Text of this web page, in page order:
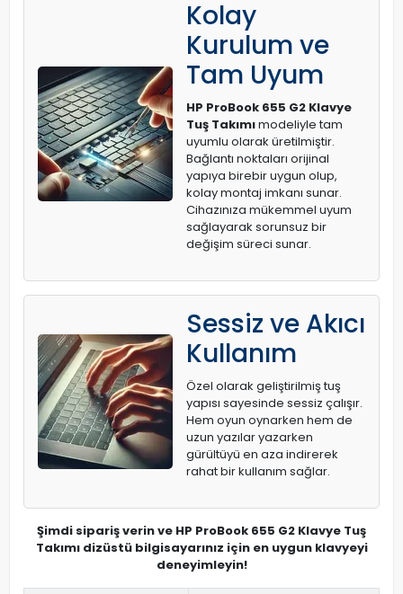
Kolay
Kurulum ve
Tam Uyum
HP ProBook 655 G2 Klavye
Tuş Takımımodeliyle tam
uyumlu olarak üretilmiştir.
Bağlantı noktaları orijinal
yapıya birebir uygun olup,
kolay montaj imkanı sunar.
Cihazınıza mükemmel uyum
sağlayarak sorunsuz bir
değişim süreci sunar.
Sessiz ve Akıcı
Kullanım
Özel olarak geliştirilmiş tuş
yapısı sayesinde sessiz çalışır.
Hem oyun oynarken hem de
uzun yazılar yazarken
gürültüyü en aza indirerek
rahat bir kullanım sağlar.
Şimdi sipariş verin ve HP ProBook 655 G2 Klavye Tuş
Takımı dizüstü bilgisayarınız için en uygun klavyeyi
deneyimleyin!